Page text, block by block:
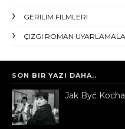
GERILIM FILMLERI
ÇIZGI ROMAN
SON BIR YAZI DAHA..
Jak Być